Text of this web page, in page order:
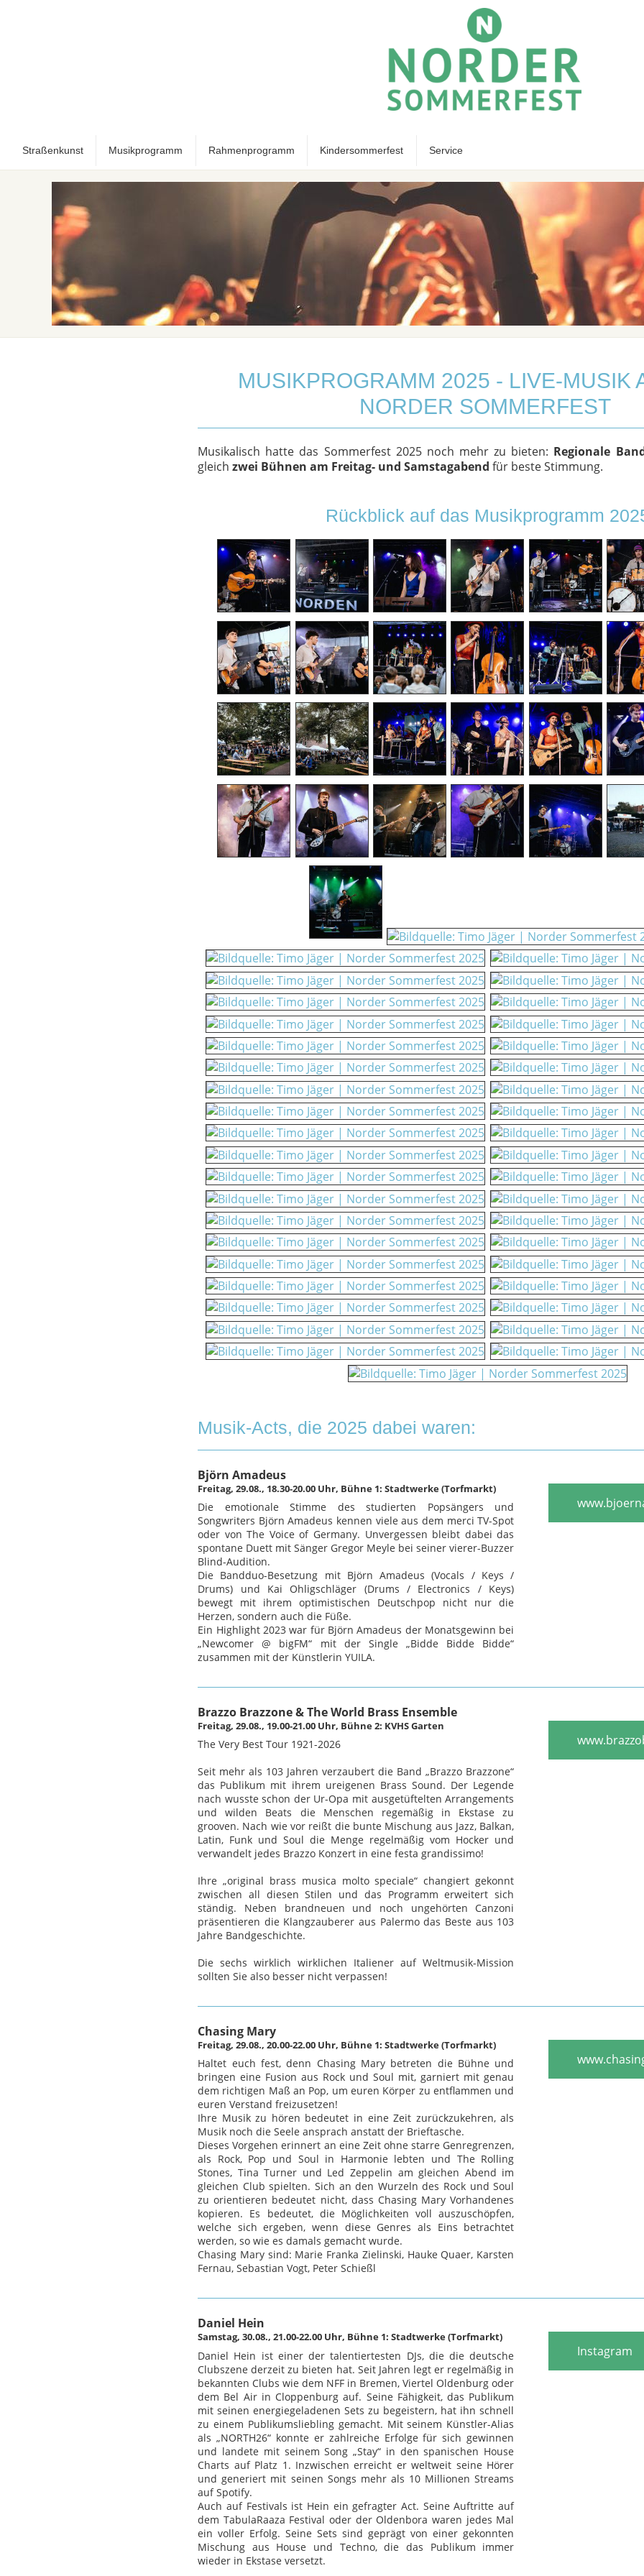
Straßenkunst Musikprogramm Rahmenprogramm Kindersommerfest Service
MUSIKPROGRAMM 2025 - LIVE-MUSIK
NORDER SOMMERFEST
Musikalisch hatte das Sommerfest 2025 noch mehr zu bieten: Regionale
gleichzwei Bühnen am Freitag- und Samstagabend für beste Stimmung.
Rückblick auf das Musikprogramm
Musik-Acts, die 2025 dabei waren:
Björn Amadeus
Freitag, 29.08., 18.30-20.00 Uhr, Bühne 1: Stadtwerke (Torfmarkt)
Die emotionale Stimme des studierten Popsängers und
Songwriters Björn Amadeus kennen viele aus dem merci TV-Spot
oder von The Voice of Germany. Unvergessen bleibt dabei das
spontane Duett mit Sänger Gregor Meyle bei seiner vierer-Buzzer
Blind-Audition.
Die Bandduo-Besetzung mit Björn Amadeus (Vocals / Keys /
Drums) und Kai Ohligschläger (Drums / Electronics / Keys)
bewegt mit ihrem optimistischen Deutschpop nicht nur die
Herzen, sondern auch die Füße.
Ein Highlight 2023 war für Björn Amadeus der Monatsgewinn bei
„Newcomer @ bigFM“ mit der Single „Bidde Bidde Bidde“
zusammen mit der Künstlerin YUILA.
Brazzo Brazzone & The World Brass Ensemble
Freitag, 29.08., 19.00-21.00 Uhr, Bühne 2: KVHS Garten
The Very Best Tour 1921-2026
Seit mehr als 103 Jahren verzaubert die Band „Brazzo Brazzone“
das Publikum mit ihrem ureigenen Brass Sound. Der Legende
nach wusste schon der Ur-Opa mit ausgetüftelten Arrangements
und wilden Beats die Menschen regemäßig in Ekstase zu
grooven. Nach wie vor reißt die bunte Mischung aus Jazz, Balkan,
Latin, Funk und Soul die Menge regelmäßig vom Hocker und
verwandelt jedes Brazzo Konzert in eine festa grandissimo!
Ihre „original brass musica molto speciale“ changiert gekonnt
zwischen all diesen Stilen und das Programm erweitert sich
ständig. Neben brandneuen und noch ungehörten Canzoni
präsentieren die Klangzauberer aus Palermo das Beste aus 103
Jahre Bandgeschichte.
Die sechs wirklich wirklichen Italiener auf Weltmusik-Mission
sollten Sie also besser nicht verpassen!
Chasing Mary
Freitag, 29.08., 20.00-22.00 Uhr, Bühne 1: Stadtwerke (Torfmarkt)
Haltet euch fest, denn Chasing Mary betreten die Bühne und
bringen eine Fusion aus Rock und Soul mit, garniert mit genau
dem richtigen Maß an Pop, um euren Körper zu entflammen und
euren Verstand freizusetzen!
Ihre Musik zu hören bedeutet in eine Zeit zurückzukehren, als
Musik noch die Seele ansprach anstatt der Brieftasche.
Dieses Vorgehen erinnert an eine Zeit ohne starre Genregrenzen,
als Rock, Pop und Soul in Harmonie lebten und The Rolling
Stones, Tina Turner und Led Zeppelin am gleichen Abend im
gleichen Club spielten. Sich an den Wurzeln des Rock und Soul
zu orientieren bedeutet nicht, dass Chasing Mary Vorhandenes
kopieren. Es bedeutet, die Möglichkeiten voll auszuschöpfen,
welche sich ergeben, wenn diese Genres als Eins betrachtet
werden, so wie es damals gemacht wurde.
Chasing Mary sind: Marie Franka Zielinski, Hauke Quaer, Karsten
Fernau, Sebastian Vogt, Peter Schießl
Daniel Hein
Samstag, 30.08., 21.00-22.00 Uhr, Bühne 1: Stadtwerke (Torfmarkt)
Daniel Hein ist einer der talentiertesten DJs, die die deutsche
Clubszene derzeit zu bieten hat. Seit Jahren legt er regelmäßig in
bekannten Clubs wie dem NFF in Bremen, Viertel Oldenburg oder
dem Bel Air in Cloppenburg auf. Seine Fähigkeit, das Publikum
mit seinen energiegeladenen Sets zu begeistern, hat ihn schnell
zu einem Publikumsliebling gemacht. Mit seinem Künstler-Alias
als „NORTH26“ konnte er zahlreiche Erfolge für sich gewinnen
und landete mit seinem Song „Stay“ in den spanischen House
Charts auf Platz 1. Inzwischen erreicht er weltweit seine Hörer
und generiert mit seinen Songs mehr als 10 Millionen Streams
auf Spotify.
Auch auf Festivals ist Hein ein gefragter Act. Seine Auftritte auf
dem TabulaRaaza Festival oder der Oldenbora waren jedes Mal
ein voller Erfolg. Seine Sets sind geprägt von einer gekonnten
Mischung aus House und Techno, die das Publikum immer
wieder in Ekstase versetzt.
Instagram